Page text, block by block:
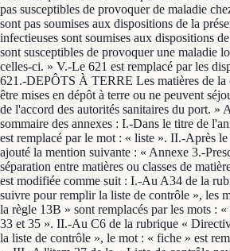
pas susceptibles de provoquer de maladie
sont pas soumises aux dispositions de la
infectieuses sont soumises aux dispositions
sont susceptibles de provoquer une maladie
celles-ci. » V.-Le 621 est remplacé par les
621.-DEPÔTS À TERRE Les matières de la
être mises en dépôt à terre ou ne peuvent
de l'accord des autorités sanitaires du port. »
sommaire des annexes : I.-Dans le titre de
est remplacé par le mot : « liste ». II.-Après
ajouté la mention suivante : « Annexe 3.-
séparation entre matières ou classes de
est modifiée comme suit : I.-Au A34 de la
suivre pour remplir la liste de contrôle », les
la règle 13B » sont remplacés par les mots :
33 et 35 ». II.-Au C6 de la rubrique «
la liste de contrôle », le mot : « fiche » est